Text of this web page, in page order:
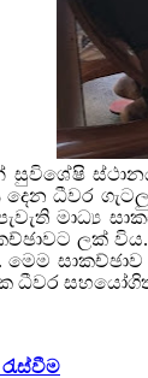
ධීවර
මාධ්‍ය
ලක්
මෙම
ධීවර